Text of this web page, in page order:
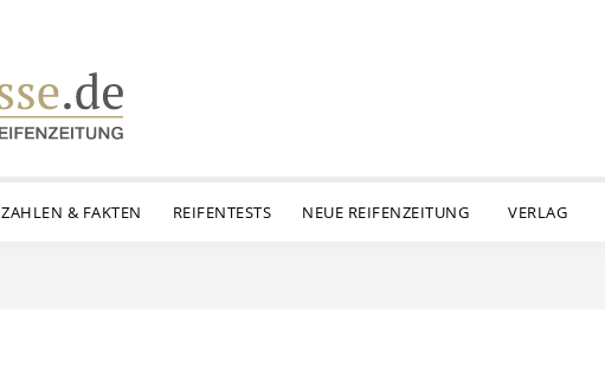
ZAHLEN & FAKTEN REIFENTESTS NEUE REIFENZEITUNG VERLAG